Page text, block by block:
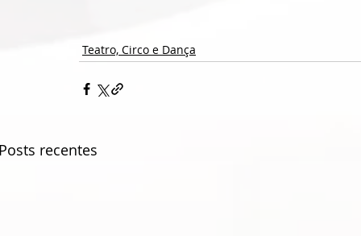
Teatro, Circo e Dança
recentes